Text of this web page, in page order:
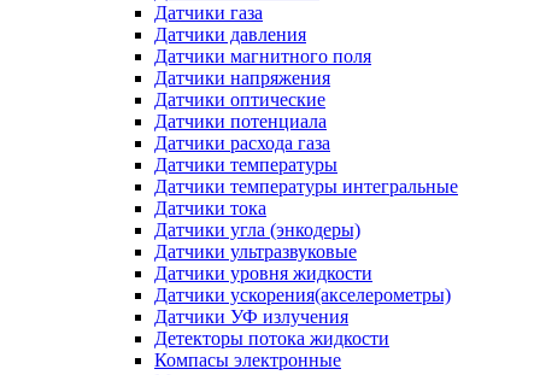
Датчики газа
Датчики давления
Датчики магнитного поля
Датчики напряжения
Датчики оптические
Датчики потенциала
Датчики расхода газа
Датчики температуры
Датчики температуры интегральные
Датчики тока
Датчики угла (энкодеры)
Датчики ультразвуковые
Датчики уровня жидкости
Датчики ускорения(акселерометры)
Датчики УФ излучения
Детекторы потока жидкости
Компасы электронные